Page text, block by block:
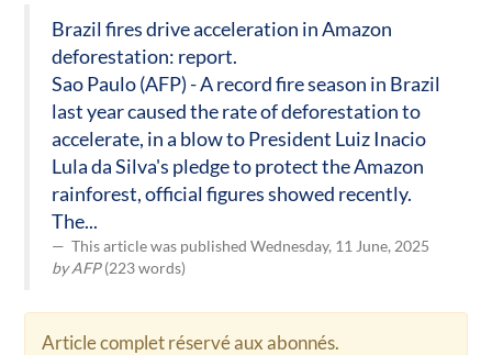
Brazil fires drive acceleration in Amazon
deforestation: report.
Sao Paulo (AFP) - A record fire season in Brazil
last year caused the rate of deforestation to
accelerate, in a blow to President Luiz Inacio
Lula da Silva's pledge to protect the Amazon
rainforest, official figures showed recently.
The...
This article was published Wednesday, 11 June, 2025
by AFP(223 words)
Article complet réservé aux abonnés.